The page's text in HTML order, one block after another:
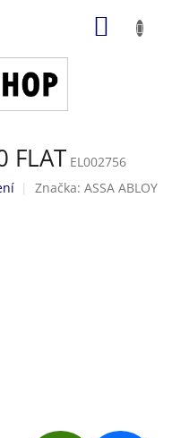
FLAT EL002756
Značka: ASSA ABLOY